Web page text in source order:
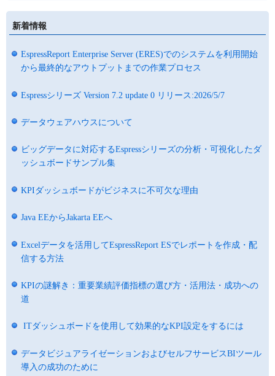
新着情報
EspressReport Enterprise Server (ERES)でのシステムを利用開始
から最終的なアウトプットまでの作業プロセス
Espressシリーズ Version 7.2 update 0 リリース:2026/5/7
データウェアハウスについて
ビッグデータに対応するEspressシリーズの分析・可視化したダ
ッシュボードサンプル集
KPIダッシュボードがビジネスに不可欠な理由
Java EEからJakarta EEへ
Excelデータを活用してEspressReport ESでレポートを作成・配
信する方法
KPIの謎解き：重要業績評価指標の選び方・活用法・成功への
道
ITダッシュボードを使用して効果的なKPI設定をするには
データビジュアライゼーションおよびセルフサービスBIツール
導入の成功のために